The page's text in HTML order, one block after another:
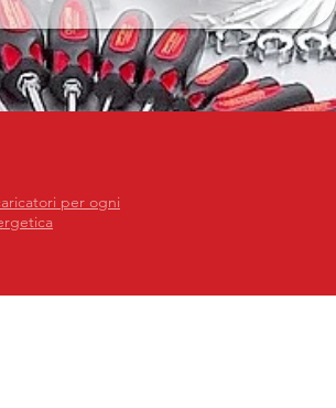
per ogni